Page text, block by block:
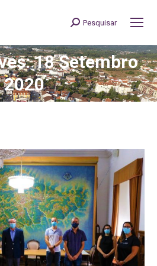
Search:
Pesquisar
18 Setembro
2020
are here: